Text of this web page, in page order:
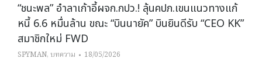
“ชนะพล” อำลาเก้าอี้ผจก.กปว.! ลุ้นคปภ.เขนแนวทางแก้
หนี้ 6.6 หมื่นล้าน ขณะ “บินนายัค” บินยินดีรับ “CEO KK”
สมาชิกใหม่ FWD
SPYMAN, บทความ 18/05/2026